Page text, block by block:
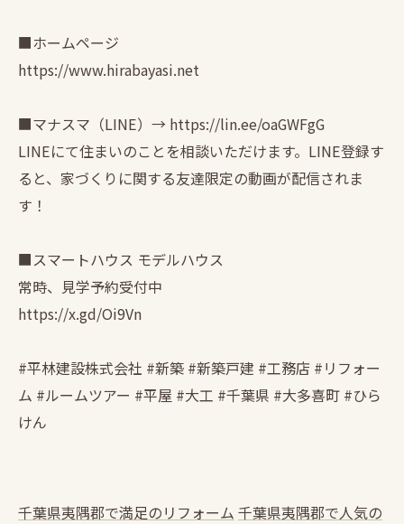
■ホームページ
https://www.hirabayasi.net
■マナスマ（LINE）→ https://lin.ee/oaGWFgG
LINEにて住まいのことを相談いただけます。LINE登録す
ると、家づくりに関する友達限定の動画が配信されま
す！
■スマートハウス モデルハウス
常時、見学予約受付中
https://x.gd/Oi9Vn
#平林建設株式会社 #新築 #新築戸建 #工務店 #リフォー
ム #ルームツアー #平屋 #大工 #千葉県 #大多喜町 #ひら
けん
千葉県夷隅郡で満足のリフォーム 千葉県夷隅郡で人気の